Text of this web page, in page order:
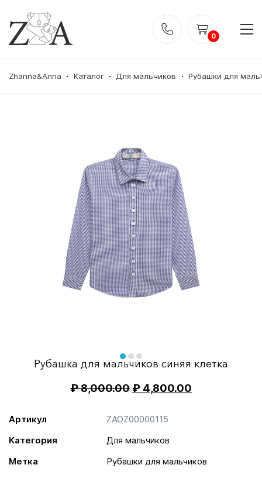
0
Zhanna&Anna Каталог Для мальчиков Рубашки для
Рубашка для мальчиков синяя клетка
₽8,000.00 ₽ 4,800.00
Артикул
ZAOZ00000115
Категория
Для мальчиков
Метка
Рубашки для мальчиков
item
0
item
1
item
2